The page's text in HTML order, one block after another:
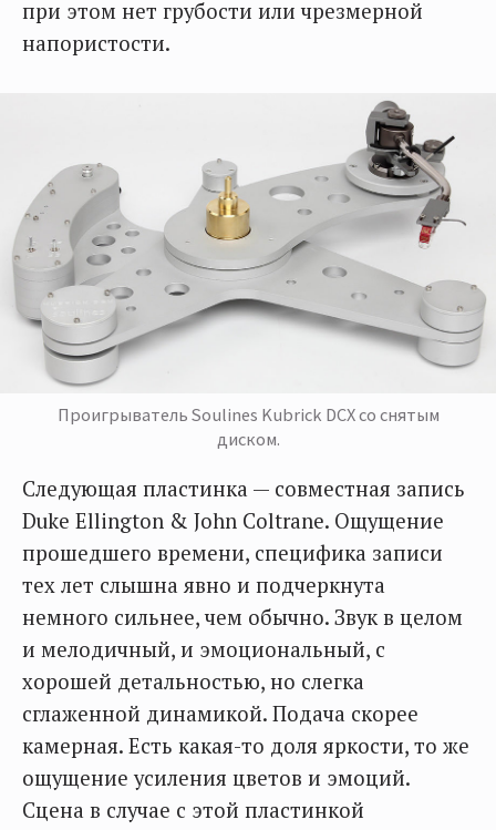
при этом нет грубости или чрезмерной
напористости.
Проигрыватель Soulines Kubrick DCX со снятым
диском.
Следующая пластинка — совместная запись
Duke Ellington & John Coltrane. Ощущение
прошедшего времени, специфика записи
тех лет слышна явно и подчеркнута
немного сильнее, чем обычно. Звук в целом
и мелодичный, и эмоциональный, с
хорошей детальностью, но слегка
сглаженной динамикой. Подача скорее
камерная. Есть какая-то доля яркости, то же
ощущение усиления цветов и эмоций.
Сцена в случае с этой пластинкой